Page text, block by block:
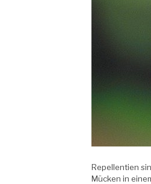
Repellentien
Mücken in